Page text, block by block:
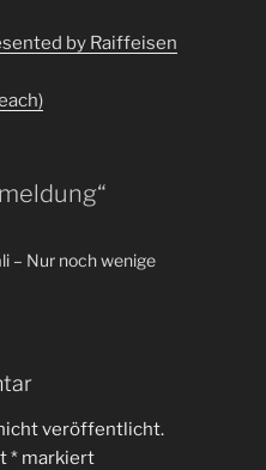
by Raiffeisen
– Nur noch wenige
veröffentlicht.
* markiert